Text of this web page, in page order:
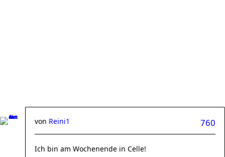
760
von Reini1
Ich bin am Wochenende in Celle!